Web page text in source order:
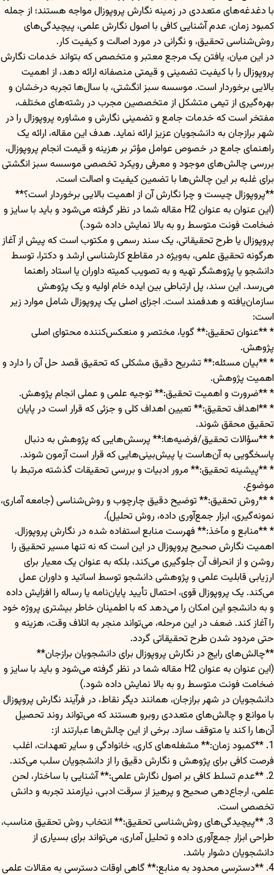
با دغدغه‌های متعددی در زمینه نگارش پروپوزال مواجه هستند؛ از جمله
کمبود زمان، عدم آشنایی کافی با اصول نگارش علمی، پیچیدگی‌های
روش‌شناسی تحقیق، و نگرانی در مورد اصالت و کیفیت کار.
در این میان، یافتن یک مرجع معتبر و متخصص که بتواند خدمات نگارش
پروپوزال را با کیفیت تضمینی و قیمتی منصفانه ارائه دهد، از اهمیت
بالایی برخوردار است. موسسه سبز انگشتی، با سال‌ها تجربه درخشان و
بهره‌گیری از تیمی متشکل از متخصصین مجرب در رشته‌های مختلف،
مفتخر است که خدمات جامع و تضمینی نگارش و مشاوره پروپوزال را در
شهر برازجان به دانشجویان عزیز ارائه نماید. هدف این مقاله، ارائه یک
راهنمای جامع در خصوص عوامل مؤثر بر هزینه و قیمت انجام پروپوزال،
بررسی چالش‌های موجود و معرفی رویکرد تخصصی موسسه سبز انگشتی
برای غلبه بر این چالش‌ها با تضمین کیفیت و اصالت است.
**پروپوزال چیست و چرا نگارش آن از اهمیت بالایی برخوردار است؟**
(این عنوان به عنوان H2 مقاله شما در نظر گرفته می‌شود و باید با سایز و
ضخامت فونت متوسط رو به بالا نمایش داده شود.)
پروپوزال یا طرح تحقیقاتی، یک سند رسمی و مکتوب است که پیش از آغاز
هرگونه تحقیق علمی، به‌ویژه در مقاطع کارشناسی ارشد و دکترا، توسط
دانشجو یا پژوهشگر تهیه و به تصویب کمیته داوران یا استاد راهنما
می‌رسد. این سند، پل ارتباطی بین ایده خام اولیه و یک پژوهش
سازمان‌یافته و هدفمند است. اجزای اصلی یک پروپوزال شامل موارد زیر
است:
* **عنوان تحقیق:** گویا، مختصر و منعکس‌کننده محتوای اصلی
پژوهش.
* **بیان مسئله:** تشریح دقیق مشکلی که تحقیق قصد حل آن را دارد و
اهمیت پژوهش.
* **ضرورت و اهمیت تحقیق:** توجیه علمی و عملی انجام پژوهش.
* **اهداف تحقیق:** تعیین اهداف کلی و جزئی که قرار است در پایان
تحقیق محقق شوند.
* **سؤالات تحقیق/فرضیه‌ها:** پرسش‌هایی که پژوهش به دنبال
پاسخگویی به آن‌هاست یا پیش‌بینی‌هایی که قرار است آزمون شوند.
* **پیشینه تحقیق:** مرور ادبیات و بررسی تحقیقات گذشته مرتبط با
موضوع.
* **روش تحقیق:** توضیح دقیق چارچوب و روش‌شناسی (جامعه آماری،
نمونه‌گیری، ابزار جمع‌آوری داده، روش تحلیل).
* **منابع و مآخذ:** فهرست منابع استفاده شده در نگارش پروپوزال.
اهمیت نگارش صحیح پروپوزال در این است که نه تنها مسیر تحقیق را
روشن و از انحراف آن جلوگیری می‌کند، بلکه به عنوان یک معیار برای
ارزیابی قابلیت علمی و پژوهشی دانشجو توسط اساتید و داوران عمل
می‌کند. یک پروپوزال قوی، احتمال تأیید پایان‌نامه یا رساله را افزایش داده
و به دانشجو این امکان را می‌دهد که با اطمینان خاطر بیشتری پروژه خود
را آغاز کند. ضعف در این مرحله، می‌تواند منجر به اتلاف وقت، هزینه و
حتی مردود شدن طرح تحقیقاتی گردد.
**چالش‌های رایج در نگارش پروپوزال برای دانشجویان برازجان**
(این عنوان به عنوان H2 مقاله شما در نظر گرفته می‌شود و باید با سایز و
ضخامت فونت متوسط رو به بالا نمایش داده شود.)
دانشجویان در شهر برازجان، همانند دیگر نقاط، در فرآیند نگارش پروپوزال
با موانع و چالش‌های متعددی روبرو هستند که می‌تواند روند تحصیل
آن‌ها را کند یا متوقف سازد. برخی از این چالش‌ها عبارتند از:
1. **کمبود زمان:** مشغله‌های کاری، خانوادگی و سایر تعهدات، اغلب
فرصت کافی برای پژوهش و نگارش دقیق را از دانشجویان سلب می‌کند.
2. **عدم تسلط کافی بر اصول نگارش علمی:** آشنایی با ساختار، لحن
علمی، ارجاع‌دهی صحیح و پرهیز از سرقت ادبی، نیازمند تجربه و دانش
تخصصی است.
3. **پیچیدگی‌های روش‌شناسی تحقیق:** انتخاب روش تحقیق مناسب،
طراحی ابزار جمع‌آوری داده و تحلیل آماری، می‌تواند برای بسیاری از
دانشجویان دشوار باشد.
4. **دسترسی محدود به منابع:** گاهی اوقات دسترسی به مقالات علمی